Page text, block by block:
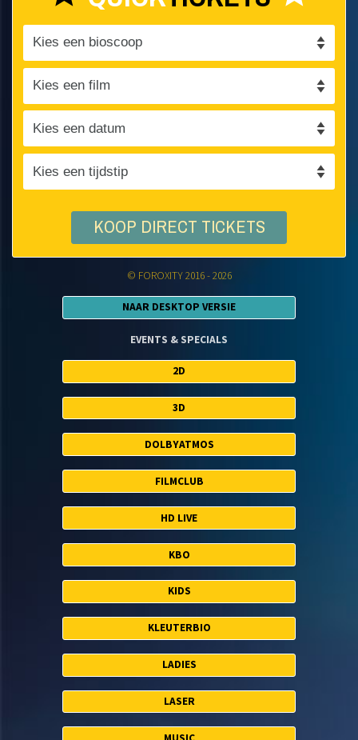
KOOP DIRECT TICKETS
© FOROXITY 2016 - 2026
NAAR DESKTOP VERSIE
EVENTS & SPECIALS
2D
3D
DOLBYATMOS
FILMCLUB
HD LIVE
KBO
KIDS
KLEUTERBIO
LADIES
LASER